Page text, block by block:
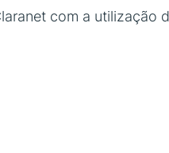
com a utilização